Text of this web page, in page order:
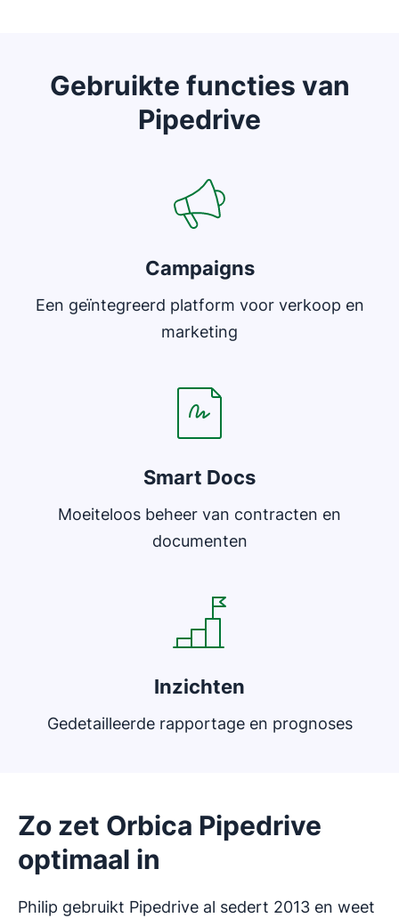
Gebruikte functies van
Pipedrive
Campaigns
Een geïntegreerd platform voor verkoop en
marketing
Smart Docs
Moeiteloos beheer van contracten en
documenten
Inzichten
Gedetailleerde rapportage en prognoses
Zo zet Orbica Pipedrive
optimaal in
Philip gebruikt Pipedrive al sedert 2013 en weet